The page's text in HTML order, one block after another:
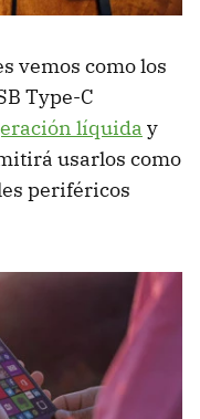
vemos como los
Type-C
líquida y
usarlos como
periféricos